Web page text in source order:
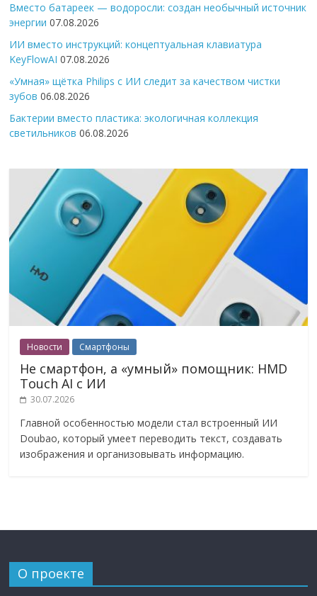
Вместо батареек — водоросли: создан необычный источник
энергии 07.08.2026
ИИ вместо инструкций: концептуальная клавиатура
KeyFlowAI 07.08.2026
«Умная» щётка Philips с ИИ следит за качеством чистки
зубов 06.08.2026
Бактерии вместо пластика: экологичная коллекция
светильников 06.08.2026
Новости Смартфоны
Не смартфон, а «умный» помощник: HMD
Touch AI с ИИ
30.07.2026
Главной особенностью модели стал встроенный ИИ
Doubao, который умеет переводить текст, создавать
изображения и организовывать информацию.
О проекте